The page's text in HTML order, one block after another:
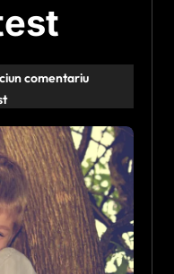
comentariu